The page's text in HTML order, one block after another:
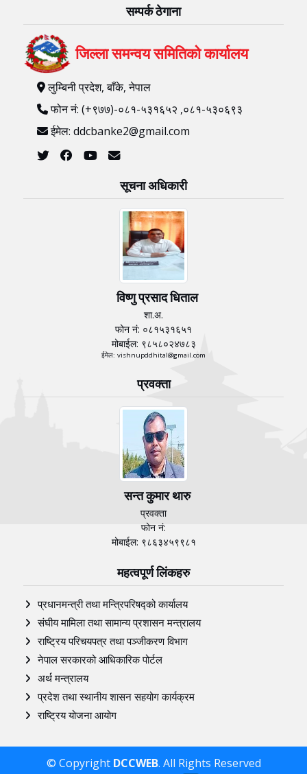
सम्पर्क ठेगाना
जिल्ला समन्वय समितिको कार्यालय
लुम्बिनी प्रदेश, बाँके, नेपाल
फोन नं: (+९७७)-०८१-५३१६५२ ,०८१-५३०६९३
ईमेल: ddcbanke2@gmail.com
सूचना अधिकारी
विष्णु प्रसाद धिताल
शा.अ.
फोन नं: ०८१५३१६५१
मोबाईल: ९८५८०२४७८३
ईमेल: vishnupddhital@gmail.com
प्रवक्ता
सन्त कुमार थारु
प्रवक्ता
फोन नं:
मोबाईल: ९८६३४५९९८१
महत्वपूर्ण लिंकहरु
प्रधानमन्त्री तथा मन्त्रिपरिषद्को कार्यालय
संघीय मामिला तथा सामान्य प्रशासन मन्त्रालय
राष्ट्रिय परिचयपत्र तथा पञ्‍जीकरण विभाग
नेपाल सरकारको आधिकारिक पोर्टल
अर्थ मन्त्रालय
प्रदेश तथा स्थानीय शासन सहयोग कार्यक्रम
राष्ट्रिय योजना आयोग
© Copyright DCCWEB. All Rights Reserved